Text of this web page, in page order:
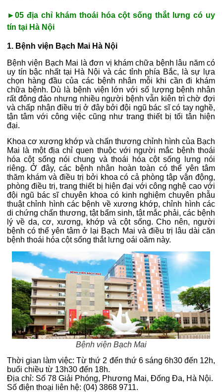
►05 địa chỉ khám thoái hóa cột sống thắt lưng có uy
tín tại Hà Nội
1. Bệnh viện Bạch Mai Hà Nội
Bệnh viện Bạch Mai là đơn vị khám chữa bệnh lâu năm có
uy tín bậc nhất tại Hà Nội và các tỉnh phía Bắc, là sự lựa
chọn hàng đầu của các bệnh nhân mỗi khi cần đi khám
chữa bệnh. Dù là bệnh viện lớn với số lượng bệnh nhân
rất đông đảo nhưng nhiều người bệnh vẫn kiên trì chờ đợi
và chấp nhận điều trị ở đây bởi đội ngũ bác sĩ có tay nghề,
tận tâm với công việc cũng như trang thiết bị tối tân hiện
đại.
Khoa cơ xương khớp và chấn thương chỉnh hình của Bạch
Mai là một địa chỉ quen thuộc với người mắc bệnh thoái
hóa cột sống nói chung và thoái hóa cột sống lưng nói
riêng. Ở đây, các bệnh nhân hoàn toàn có thể yên tâm
thăm khám và điều trị bởi khoa có cả phòng tập vận động,
phòng điều trị, trang thiết bị hiện đại với công nghệ cao với
đội ngũ bác sĩ chuyên khoa có kinh nghiệm chuyên phẫu
thuật chỉnh hình các bệnh về xương khớp, chỉnh hình các
di chứng chấn thương, tật bẩm sinh, tật mắc phải, các bệnh
lý về da, cơ, xương, khớp và cột sống. Cho nên, người
bệnh có thể yên tâm ở lại Bạch Mai và điều trị lâu dài căn
bệnh thoái hóa cột sống thắt lưng oái oăm này.
Bệnh viện Bạch Mai
Thời gian làm việc: Từ thứ 2 đến thứ 6 sáng 6h30 đến 12h,
buổi chiều từ 13h30 đến 18h.
Địa chỉ: Số 78 Giải Phóng, Phương Mai, Đống Đa, Hà Nội.
Số điện thoại liên hệ: (04) 3868 9711.